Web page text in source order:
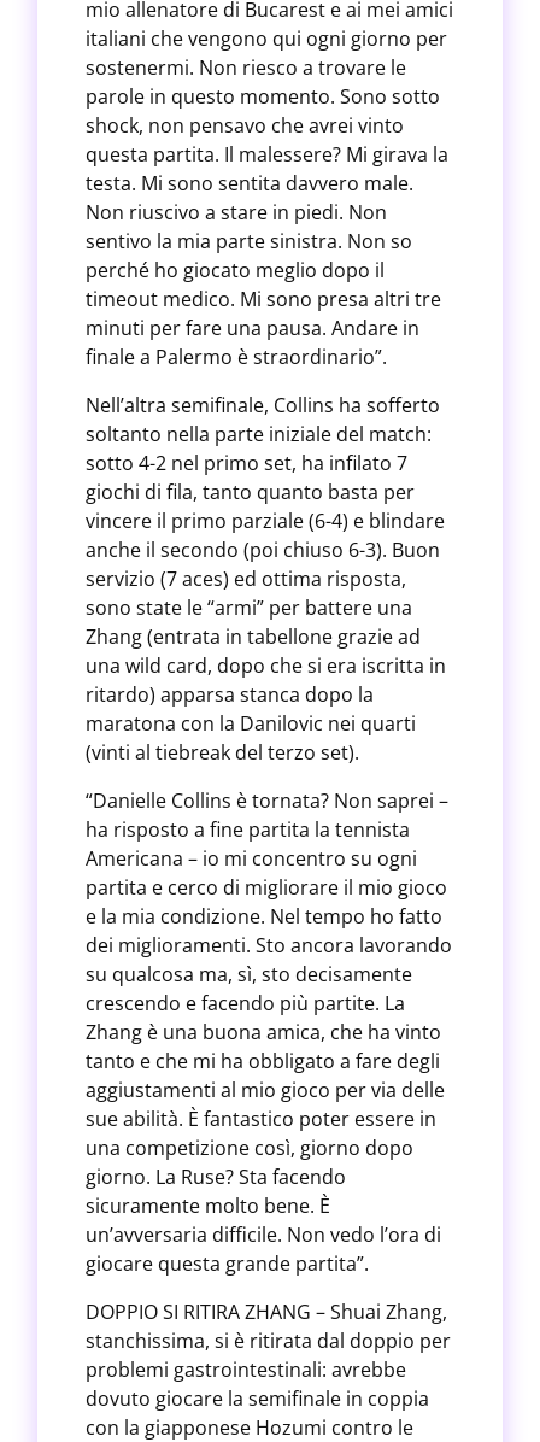
mio allenatore di Bucarest e ai mei amici
italiani che vengono qui ogni giorno per
sostenermi. Non riesco a trovare le
parole in questo momento. Sono sotto
shock, non pensavo che avrei vinto
questa partita. Il malessere? Mi girava la
testa. Mi sono sentita davvero male.
Non riuscivo a stare in piedi. Non
sentivo la mia parte sinistra. Non so
perché ho giocato meglio dopo il
timeout medico. Mi sono presa altri tre
minuti per fare una pausa. Andare in
finale a Palermo è straordinario”.
Nell’altra semifinale, Collins ha sofferto
soltanto nella parte iniziale del match:
sotto 4-2 nel primo set, ha infilato 7
giochi di fila, tanto quanto basta per
vincere il primo parziale (6-4) e blindare
anche il secondo (poi chiuso 6-3). Buon
servizio (7 aces) ed ottima risposta,
sono state le “armi” per battere una
Zhang (entrata in tabellone grazie ad
una wild card, dopo che si era iscritta in
ritardo) apparsa stanca dopo la
maratona con la Danilovic nei quarti
(vinti al tiebreak del terzo set).
“Danielle Collins è tornata? Non saprei –
ha risposto a fine partita la tennista
Americana – io mi concentro su ogni
partita e cerco di migliorare il mio gioco
e la mia condizione. Nel tempo ho fatto
dei miglioramenti. Sto ancora lavorando
su qualcosa ma, sì, sto decisamente
crescendo e facendo più partite. La
Zhang è una buona amica, che ha vinto
tanto e che mi ha obbligato a fare degli
aggiustamenti al mio gioco per via delle
sue abilità. È fantastico poter essere in
una competizione così, giorno dopo
giorno. La Ruse? Sta facendo
sicuramente molto bene. È
un’avversaria difficile. Non vedo l’ora di
giocare questa grande partita”.
DOPPIO SI RITIRA ZHANG – Shuai Zhang,
stanchissima, si è ritirata dal doppio per
problemi gastrointestinali: avrebbe
dovuto giocare la semifinale in coppia
con la giapponese Hozumi contro le